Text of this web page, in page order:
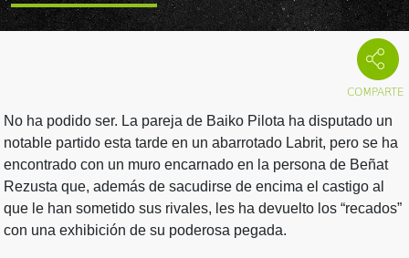
No ha podido ser. La pareja de Baiko Pilota ha disputado un
notable partido esta tarde en un abarrotado Labrit, pero se ha
encontrado con un muro encarnado en la persona de Beñat
Rezusta que, además de sacudirse de encima el castigo al
que le han sometido sus rivales, les ha devuelto los “recados”
con una exhibición de su poderosa pegada.